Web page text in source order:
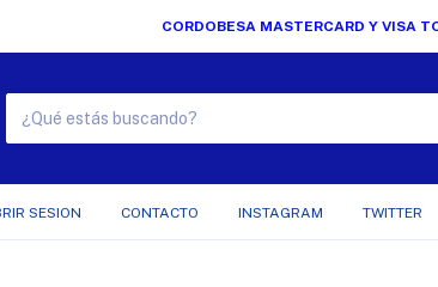
CORDOBESA MASTERCARD Y VISA
SESION CONTACTO INSTAGRAM TWITTER